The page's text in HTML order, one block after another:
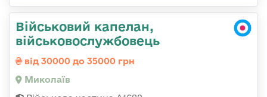
Військовий капелан,
військовослужбовець
від 30000 до 35000 грн
Миколаїв